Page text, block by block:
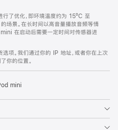
了优化，即环境温度约为 15ºC 至
景。在长时间以高音量播放音频等情
在启动后需要一定时间对传感器进
项。我们通过你的 IP 地址，或者你在上次
你的位置。
mini